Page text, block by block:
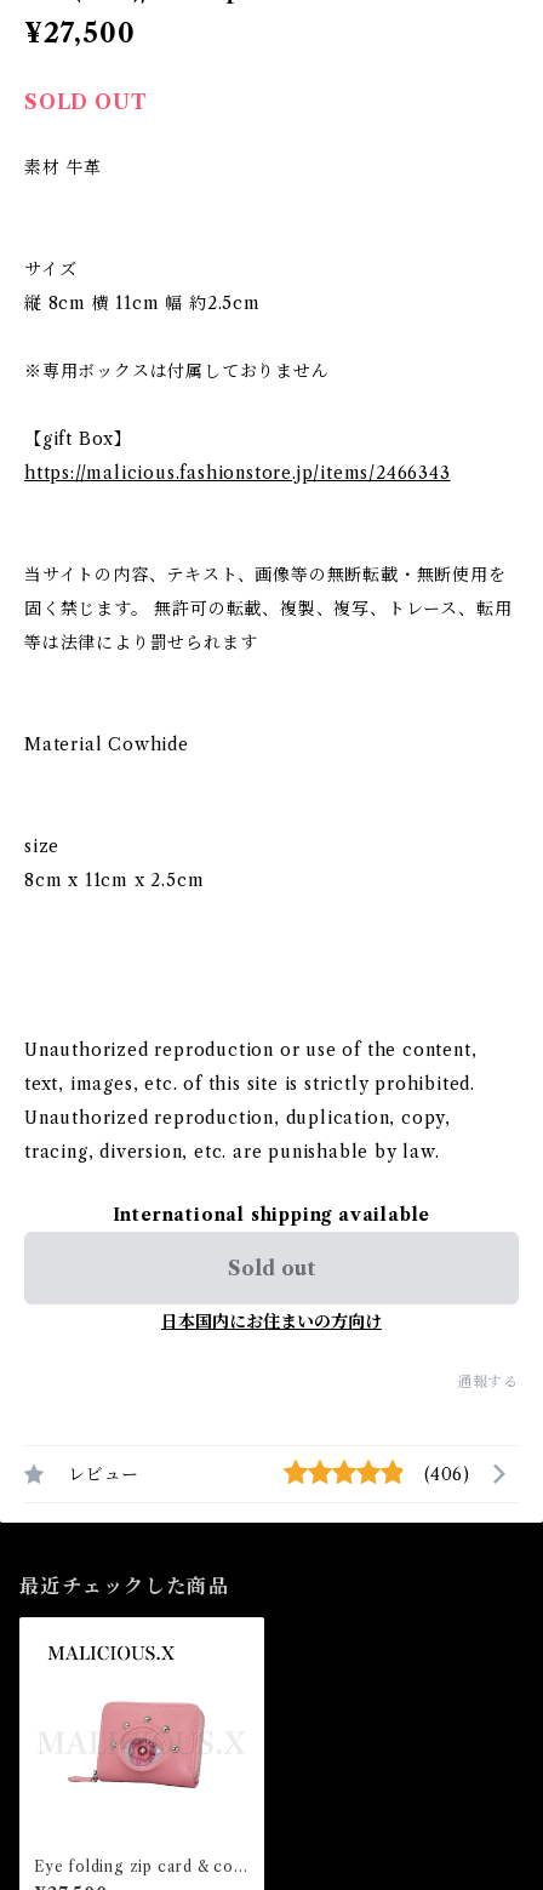
¥27,500
SOLD OUT
素材 牛革
サイズ
縦 8cm 横 11cm 幅 約2.5cm
※専用ボックスは付属しておりません
【gift Box】
https://malicious.fashionstore.jp/items/2466343
当サイトの内容、テキスト、画像等の無断転載・無断使用を
固く禁じます。 無許可の転載、複製、複写、トレース、転用
等は法律により罰せられます
Material Cowhide
size
8cm x 11cm x 2.5cm
Unauthorized reproduction or use of the content,
text, images, etc. of this site is strictly prohibited.
Unauthorized reproduction, duplication, copy,
tracing, diversion, etc. are punishable by law.
International shipping available
Sold out
日本国内にお住まいの方向け
通報する
レビュー (406)
最近チェックした商品
Eye folding zip card & coin
case(Pink)/albino pink